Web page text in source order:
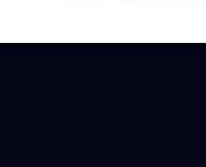
era: